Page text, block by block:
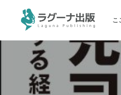
こ
ラグー